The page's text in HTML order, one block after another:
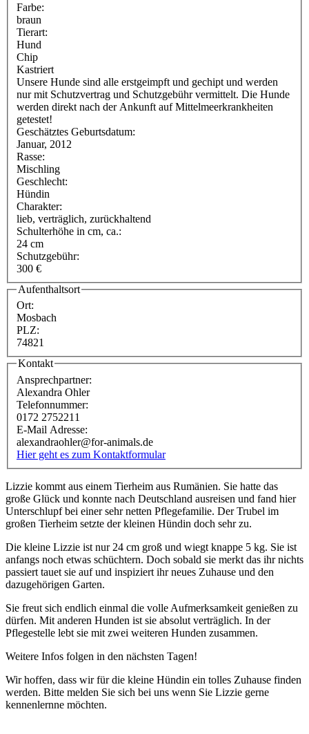
Farbe:
braun
Tierart:
Hund
Chip
Kastriert
Unsere Hunde sind alle erstgeimpft und gechipt und werden
nur mit Schutzvertrag und Schutzgebühr vermittelt. Die Hunde
werden direkt nach der Ankunft auf Mittelmeerkrankheiten
getestet!
Geschätztes Geburtsdatum:
Januar, 2012
Rasse:
Mischling
Geschlecht:
Hündin
Charakter:
lieb, verträglich, zurückhaltend
Schulterhöhe in cm, ca.:
24 cm
Schutzgebühr:
300 €
Aufenthaltsort
Ort:
Mosbach
PLZ:
74821
Kontakt
Ansprechpartner:
Alexandra Ohler
Telefonnummer:
0172 2752211
E-Mail Adresse:
alexandraohler@for-animals.de
Hier geht es zum Kontaktformular
Lizzie kommt aus einem Tierheim aus Rumänien. Sie hatte das
große Glück und konnte nach Deutschland ausreisen und fand hier
Unterschlupf bei einer sehr netten Pflegefamilie. Der Trubel im
großen Tierheim setzte der kleinen Hündin doch sehr zu.
Die kleine Lizzie ist nur 24 cm groß und wiegt knappe 5 kg. Sie ist
anfangs noch etwas schüchtern. Doch sobald sie merkt das ihr nichts
passiert tauet sie auf und inspiziert ihr neues Zuhause und den
dazugehörigen Garten.
Sie freut sich endlich einmal die volle Aufmerksamkeit genießen zu
dürfen. Mit anderen Hunden ist sie absolut verträglich. In der
Pflegestelle lebt sie mit zwei weiteren Hunden zusammen.
Weitere Infos folgen in den nächsten Tagen!
Wir hoffen, dass wir für die kleine Hündin ein tolles Zuhause finden
werden. Bitte melden Sie sich bei uns wenn Sie Lizzie gerne
kennenlernne möchten.